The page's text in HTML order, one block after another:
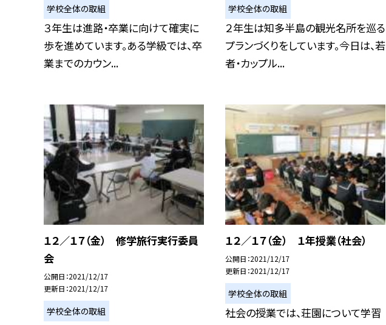
学校全体の取組
３年生は進路・卒業に向けて確実に
歩を進めています。ある学級では、卒
業までのカウン...
学校全体の取組
２年生は知多半島の観光名所を巡る
プランづくりをしています。今日は、若
者・カップル...
１２／１７（金） 修学旅行実行委員
会
公開日 2021/12/17
更新日 2021/12/17
学校全体の取組
１２／１７（金） １年授業（社会）
公開日 2021/12/17
更新日 2021/12/17
学校全体の取組
社会の授業では、荘園について学習